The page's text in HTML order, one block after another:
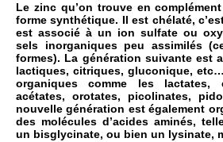
Le zinc qu’on trouve en
forme synthétique. Il est chélaté,
est associé à un ion sulfate ou
sels inorganiques peu assimilés
formes). La génération suivante est
lactiques, citriques, gluconique,
organiques comme les lactates,
acétates, orotates, picolinates,
nouvelle génération est également
des molécules d’acides aminés,
un bisglycinate, ou bien un lysinate,